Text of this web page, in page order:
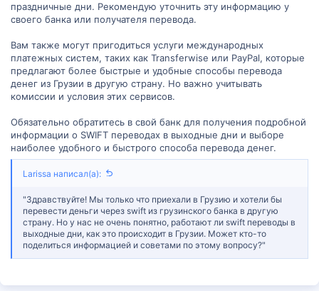
праздничные дни. Рекомендую уточнить эту информацию у
своего банка или получателя перевода.
Вам также могут пригодиться услуги международных
платежных систем, таких как Transferwise или PayPal, которые
предлагают более быстрые и удобные способы перевода
денег из Грузии в другую страну. Но важно учитывать
комиссии и условия этих сервисов.
Обязательно обратитесь в свой банк для получения подробной
информации о SWIFT переводах в выходные дни и выборе
наиболее удобного и быстрого способа перевода денег.
Larissa написал(а):
"Здравствуйте! Мы только что приехали в Грузию и хотели бы
перевести деньги через swift из грузинского банка в другую
страну. Но у нас не очень понятно, работают ли swift переводы в
выходные дни, как это происходит в Грузии. Может кто-то
поделиться информацией и советами по этому вопросу?"